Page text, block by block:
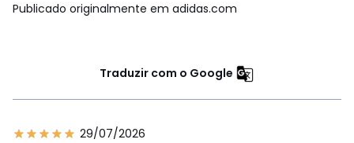
Publicado originalmente em adidas.com
Traduzir com o Google
29/07/2026